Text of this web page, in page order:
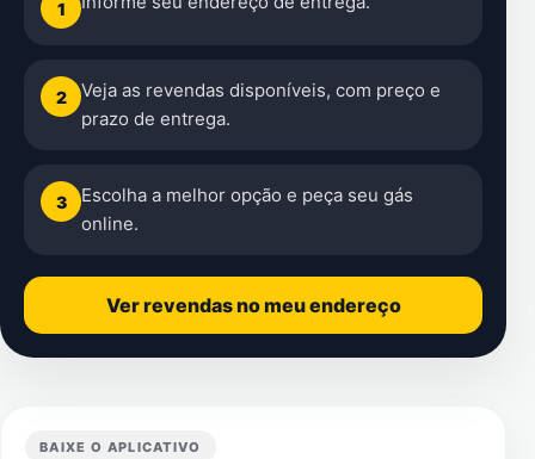
1
2
Veja as revendas disponíveis, com preço e
prazo de entrega.
3
Escolha a melhor opção e peça seu gás
online.
Ver revendas no meu endereço
BAIXE O APLICATIVO